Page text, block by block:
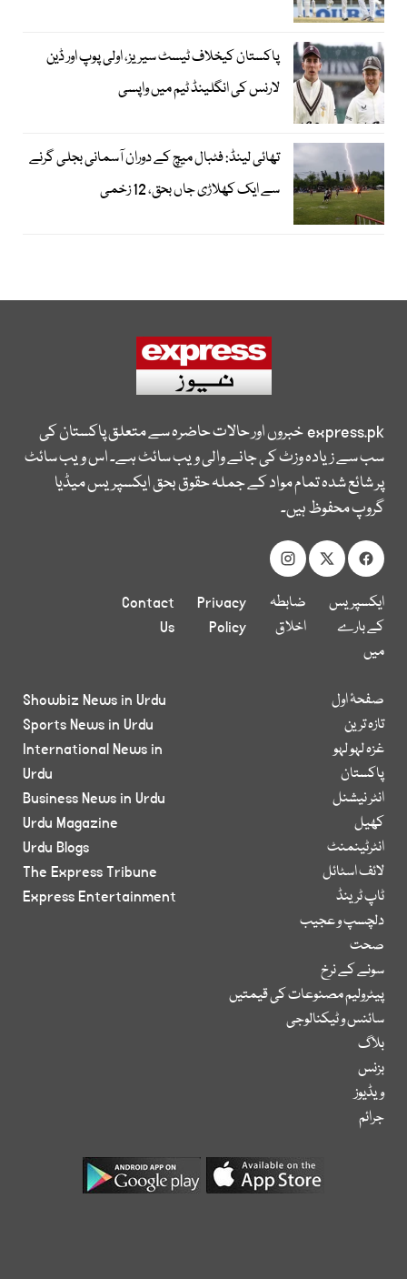
پاکستان کیخلاف ٹیسٹ سیریز، اولی پوپ اور ڈین
لارنس کی انگلینڈ ٹیم میں واپسی
تھائی لینڈ: فٹبال میچ کے دوران آسمانی بجلی گرنے
سے ایک کھلاڑی جاں بحق، 12 زخمی
express.pkخبروں اور حالات حاضرہ سے متعلق پاکستان کی
سب سے زیادہ وزٹ کی جانے والی ویب سائٹ ہے۔ اس ویب سائٹ
پر شائع شدہ تمام مواد کے جملہ حقوق بحق ایکسپریس میڈیا
گروپ محفوظ ہیں۔
ایکسپریس
کے بارے
میں
ضابطہ
اخلاق
Privacy
Policy
Contact
Us
صفحۂ اول
تازہ ترین
غزہ لہو لہو
پاکستان
انٹر نیشنل
کھیل
انٹرٹینمنٹ
لائف اسٹائل
ٹاپ ٹرینڈ
دلچسپ و عجیب
صحت
سونے کے نرخ
پیٹرولیم مصنوعات کی قیمتیں
سائنس و ٹیکنالوجی
بلاگ
بزنس
ویڈیوز
جرائم
Showbiz News in Urdu
Sports News in Urdu
International News in
Urdu
Business News in Urdu
Urdu Magazine
Urdu Blogs
The Express Tribune
Express Entertainment